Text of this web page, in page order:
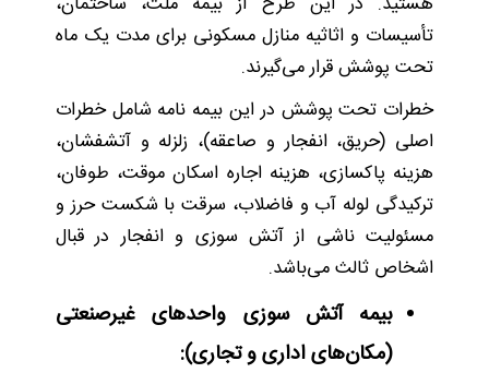
تأسیسات و اثاثیه منازل مسکونی برای مدت یک ماه
تحت پوشش قرار می‌گیرند.
خطرات تحت پوشش در این بیمه نامه شامل خطرات
اصلی (حریق، انفجار و صاعقه)، زلزله و آتشفشان،
هزینه پاکسازی، هزینه اجاره اسکان موقت، طوفان،
ترکیدگی لوله آب و فاضلاب، سرقت با شکست حرز و
مسئولیت ناشی از آتش سوزی و انفجار در قبال
اشخاص ثالث می‌باشد.
بیمه آتش سوزی واحدهای غیرصنعتی
(مکان‌های اداری و تجاری):